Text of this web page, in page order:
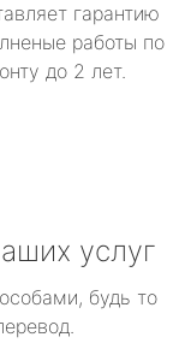
гарантию
работы по
до 2 лет.
услуг
будь то